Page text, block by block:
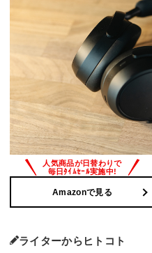
Amazonで見る
ライターからヒトコト